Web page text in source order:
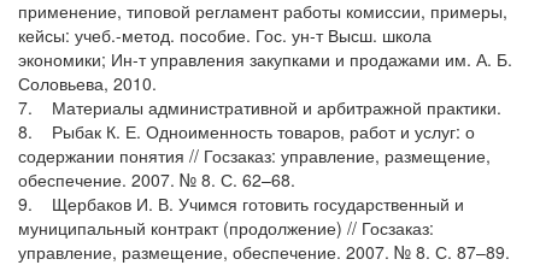
применение, типовой регламент работы комиссии, примеры,
кейсы: учеб.-метод. пособие. Гос. ун-т Высш. школа
экономики; Ин-т управления закупками и продажами им. А. Б.
Соловьева, 2010.
7. Материалы административной и арбитражной практики.
8. Рыбак К. Е. Одноименность товаров, работ и услуг: о
содержании понятия // Госзаказ: управление, размещение,
обеспечение. 2007. № 8. С. 62–68.
9. Щербаков И. В. Учимся готовить государственный и
муниципальный контракт (продолжение) // Госзаказ:
управление, размещение, обеспечение. 2007. № 8. С. 87–89.